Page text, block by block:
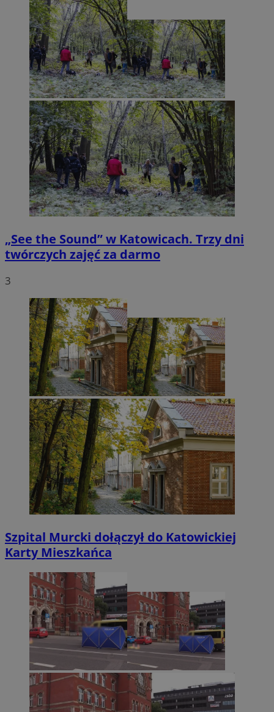
„See the Sound” w Katowicach. Trzy dni
twórczych zajęć za darmo
3
Szpital Murcki dołączył do Katowickiej
Karty Mieszkańca